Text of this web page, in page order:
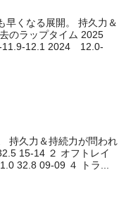
早くなる展開。 持久力＆
のラップタイム 2025
11.9-12.1 2024 12.0-
持久力＆持続力が問われ
15-14 ２ オフトレイ
32.8 09-09 ４ トラ...